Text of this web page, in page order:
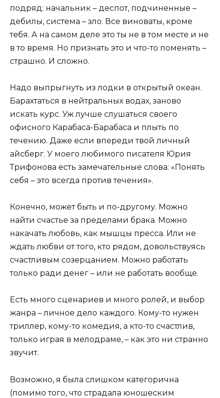
подряд: начальник – деспот, подчиненные –
дебилы, система – зло. Все виноваты, кроме
тебя. А на самом деле это ты не в том месте и не
в то время. Но признать это и что-то поменять –
страшно. И сложно.
Надо выпрыгнуть из лодки в открытый океан.
Барахтаться в нейтральных водах, заново
искать курс. Уж лучше слушаться своего
офисного Карабаса-Барабаса и плыть по
течению. Даже если впереди твой личный
айсберг. У моего любимого писателя Юрия
Трифонова есть замечательные слова: «Понять
себя – это всегда против течения».
Конечно, может быть и по-другому. Можно
найти счастье за пределами брака. Можно
накачать любовь, как мышцы пресса. Или не
ждать любви от того, кто рядом, довольствуясь
счастливым созерцанием. Можно работать
только ради денег – или не работать вообще.
Есть много сценариев и много ролей, и выбор
жанра – личное дело каждого. Кому-то нужен
триллер, кому-то комедия, а кто-то счастлив,
только играя в мелодраме, – как это ни странно
звучит.
Возможно, я была слишком категорична
(помимо того, что страдала юношеским